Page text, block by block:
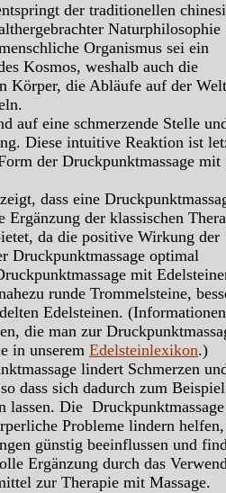
der traditionellen
Naturphilosophie
Organismus sei ein
Kosmos, weshalb auch die
Körper, die Abläufe auf der
auf eine schmerzende Stelle
Diese intuitive Reaktion ist
der Druckpunktmassage mit
dass eine
Ergänzung der klassischen
da die positive Wirkung der
Druckpunktmassage optimal
mit
runde Trommelsteine,
Edelsteinen.
die man zur
in unserem Edelsteinlexikon.)
lindert Schmerzen
dass sich dadurch zum
lassen. Die
Probleme lindern
günstig beeinflussen und
Ergänzung durch das
zur Therapie mit Massage.